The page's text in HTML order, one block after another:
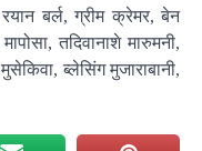
बर्ल, ग्रीम क्रेमर, बेन
तदिवानाशे मारुमनी,
ब्लेसिंग मुजाराबानी,